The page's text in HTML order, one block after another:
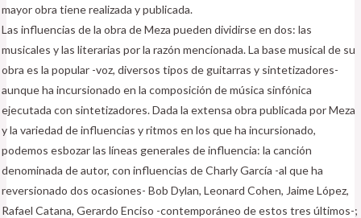
mayor obra tiene realizada y publicada.
Las influencias de la obra de Meza pueden dividirse en dos: las
musicales y las literarias por la razón mencionada. La base musical de su
obra es la popular -voz, diversos tipos de guitarras y sintetizadores-
aunque ha incursionado en la composición de música sinfónica
ejecutada con sintetizadores. Dada la extensa obra publicada por Meza
y la variedad de influencias y ritmos en los que ha incursionado,
podemos esbozar las líneas generales de influencia: la canción
denominada de autor, con influencias de Charly García -al que ha
reversionado dos ocasiones- Bob Dylan, Leonard Cohen, Jaime López,
Rafael Catana, Gerardo Enciso -contemporáneo de estos tres últimos-;